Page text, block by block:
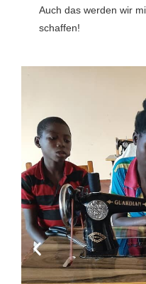
Auch das werden wir
schaffen!